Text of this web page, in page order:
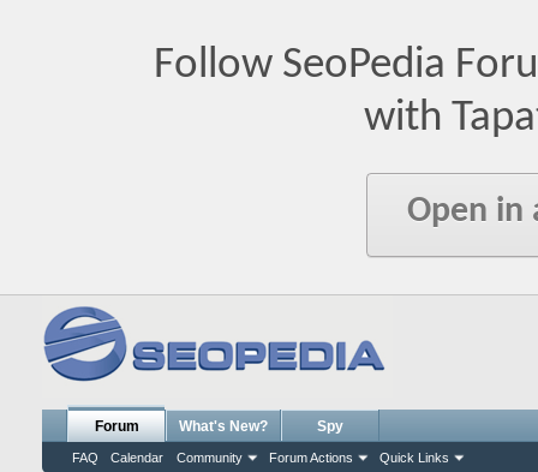
Follow SeoPedia
with
Open in
Forum
FAQ Calendar Community Forum Actions Quick Links
What's New? Spy